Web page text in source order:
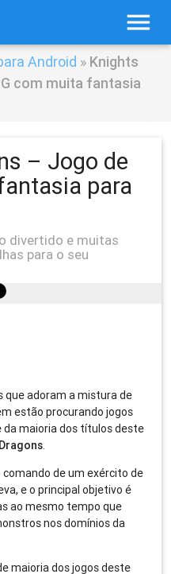
menu
Android » Knights
com muita fantasia
– Jogo de
para
divertido e muitas
para o seu
que adoram a mistura de
estão procurando jogos
maioria dos títulos deste
.
de um exército de
e o principal objetivo é
ao mesmo tempo que
nos domínios da
maioria dos jogos deste